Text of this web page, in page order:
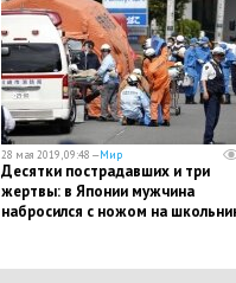
28 мая 2019, 09:48 —Мир
Десятки пострадавших и три
жертвы: в Японии мужчина
набросился с ножом на